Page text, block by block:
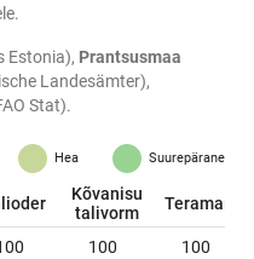
Estonia), Prantsusmaa
Landesämter),
Stat).
Hea Suurepärane
Kõvanisu
talivorm
Teramais
100
100